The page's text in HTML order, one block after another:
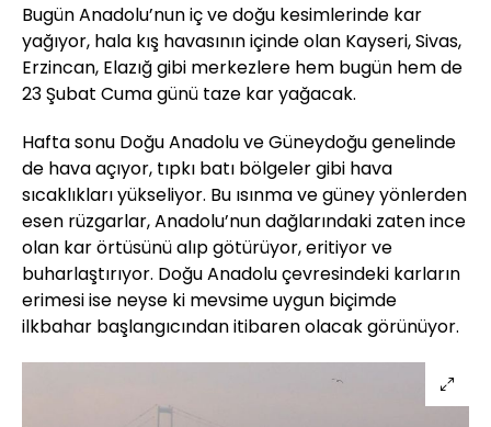
Bugün Anadolu’nun iç ve doğu kesimlerinde kar
yağıyor, hala kış havasının içinde olan Kayseri, Sivas,
Erzincan, Elazığ gibi merkezlere hem bugün hem de
23 Şubat Cuma günü taze kar yağacak.
Hafta sonu Doğu Anadolu ve Güneydoğu genelinde
de hava açıyor, tıpkı batı bölgeler gibi hava
sıcaklıkları yükseliyor. Bu ısınma ve güney yönlerden
esen rüzgarlar, Anadolu’nun dağlarındaki zaten ince
olan kar örtüsünü alıp götürüyor, eritiyor ve
buharlaştırıyor. Doğu Anadolu çevresindeki karların
erimesi ise neyse ki mevsime uygun biçimde
ilkbahar başlangıcından itibaren olacak görünüyor.